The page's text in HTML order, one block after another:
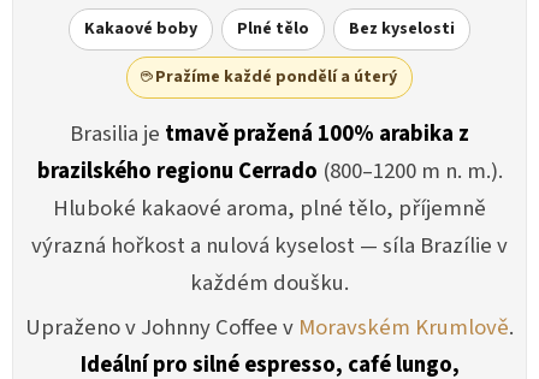
Kakaové boby Plné tělo
Bez kyselosti
☕ Pražíme každé pondělí a úterý
Brasilia je tmavě pražená 100% arabika z
brazilského regionu Cerrado (800–1200 m n. m.).
Hluboké kakaové aroma, plné tělo, příjemně
výrazná hořkost a nulová kyselost — síla Brazílie v
každém doušku.
Upraženo v Johnny Coffee v Moravském Krumlově.
Ideální pro silné espresso, café lungo,